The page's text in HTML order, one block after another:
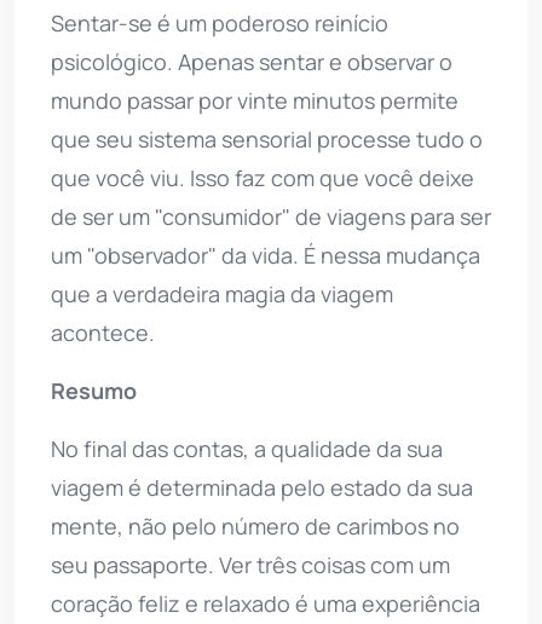
Sentar-se é um poderoso reinício
psicológico. Apenas sentar e observar o
mundo passar por vinte minutos permite
que seu sistema sensorial processe tudo o
que você viu. Isso faz com que você deixe
de ser um "consumidor" de viagens para ser
um "observador" da vida. É nessa mudança
que a verdadeira magia da viagem
acontece.
Resumo
No final das contas, a qualidade da sua
viagem é determinada pelo estado da sua
mente, não pelo número de carimbos no
seu passaporte. Ver três coisas com um
coração feliz e relaxado é uma experiência